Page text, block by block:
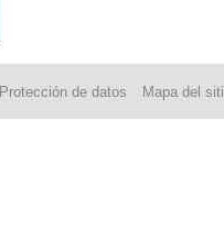
Protección de datos Mapa del